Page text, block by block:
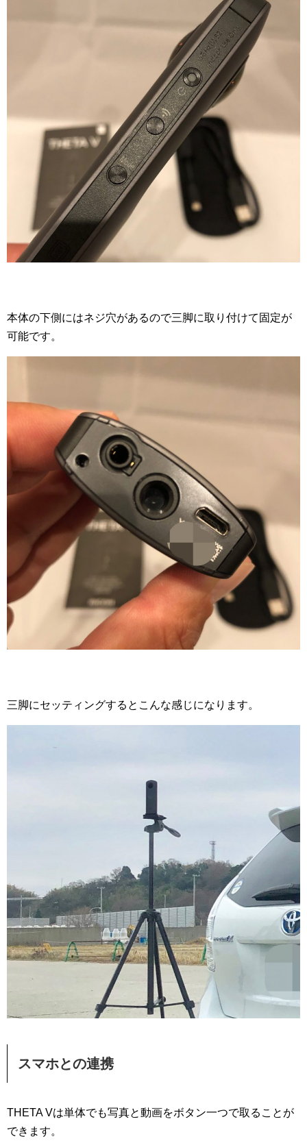
本体の下側にはネジ穴があるので三脚に取り付けて固定が
可能です。
三脚にセッティングするとこんな感じになります。
スマホとの連携
THETA Vは単体でも写真と動画をボタン一つで取ることが
できます。